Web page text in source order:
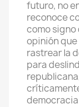
futuro, no
reconoce
como
opinión
rastrear la
para